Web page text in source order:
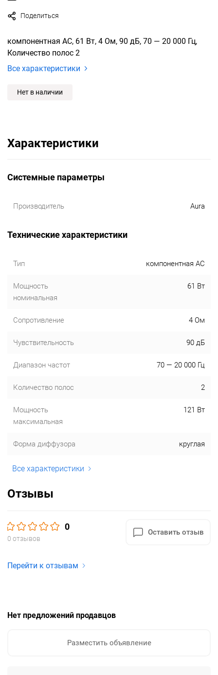
Поделиться
компонентная АС, 61 Вт, 4 Ом, 90 дБ, 70 — 20 000 Гц,
Количество полос 2
Все характеристики
Нет в наличии
Характеристики
Системные параметры
Производитель Aura
Технические характеристики
Тип компонентная АС
Мощность
номинальная
61 Вт
Сопротивление 4 Ом
Чувствительность 90 дБ
Диапазон частот 70 — 20 000 Гц
Количество полос 2
Мощность
максимальная
121 Вт
Форма диффузора круглая
Все характеристики
Отзывы
0
0 отзывов
Оставить отзыв
Перейти к отзывам
Нет предложений продавцов
Разместить объявление